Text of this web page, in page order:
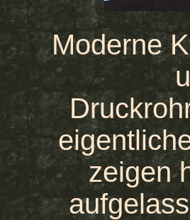
Moderne
zeigen